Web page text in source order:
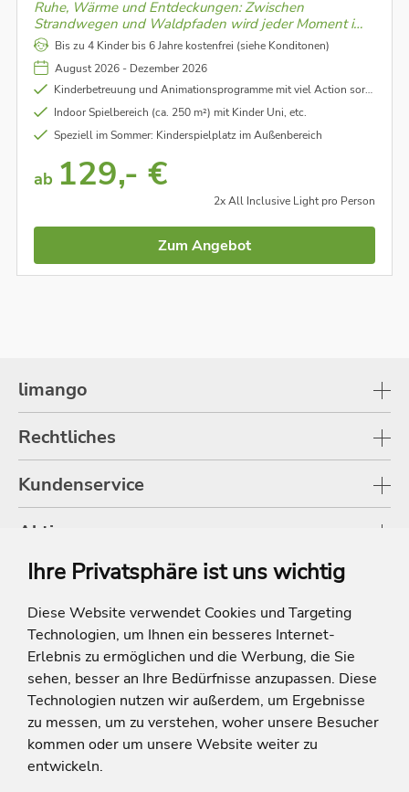
Ihre Privatsphäre ist uns wichtig
Diese Website verwendet Cookies und Targeting
Technologien, um Ihnen ein besseres Internet-
Erlebnis zu ermöglichen und die Werbung, die Sie
sehen, besser an Ihre Bedürfnisse anzupassen. Diese
Technologien nutzen wir außerdem, um Ergebnisse
zu messen, um zu verstehen, woher unsere Besucher
kommen oder um unsere Website weiter zu
entwickeln.
Ruhe, Wärme und Entdeckungen: Zwischen
Strandwegen und Waldpfaden wird jeder Moment im
Familienresort Usedom leicht und wohltuend – mit
modernem Komfort und liebevoller Aufmerksamkeit.
Bis zu 4 Kinder bis 6 Jahre kostenfrei (siehe Konditonen)
August 2026 - Dezember 2026
Kinderbetreuung und Animationsprogramme mit viel Action sorgen für unvergessliche Familienmomente (für Kinder von 3 - 12 Jahre)
Indoor Spielbereich (ca. 250 m²) mit Kinder Uni, etc.
Speziell im Sommer: Kinderspielplatz im Außenbereich
ab 129,- €
2x All Inclusive Light pro Person
Zum Angebot
limango
Rechtliches
Kundenservice
Aktionen
Shop
* Die Ersparnis bezieht sich auf die aktuellen Listenpreise der Hotels, bei
Paketangeboten auf die Summe der Preise der Einzelleistungen.
**Streichpreise beziehen sich auf die ursprünglichen Preise des Reiseveranstalters.